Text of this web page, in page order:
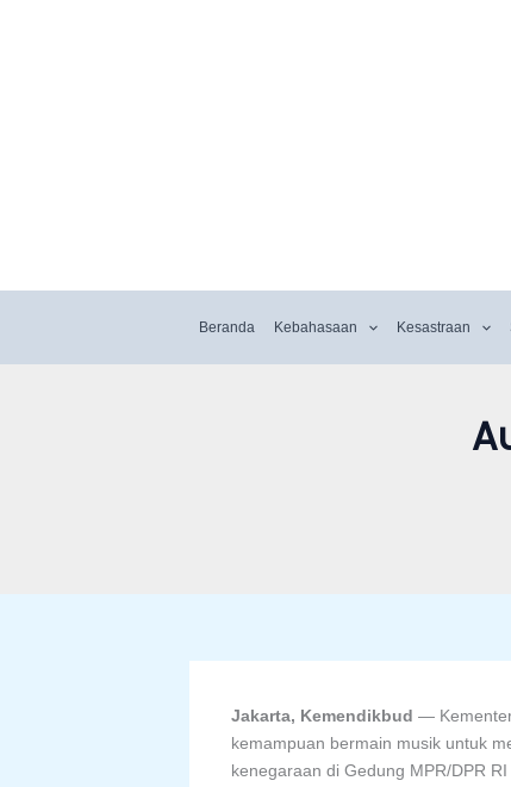
Beranda Kebahasaan Kesastraan
Jakarta, Kemendikbud —
kemampuan bermain musik untuk
kenegaraan di Gedung MPR/DPR